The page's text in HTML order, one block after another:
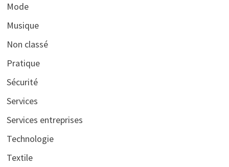
Mode
Musique
Non classé
Pratique
Sécurité
Services
Services entreprises
Technologie
Textile